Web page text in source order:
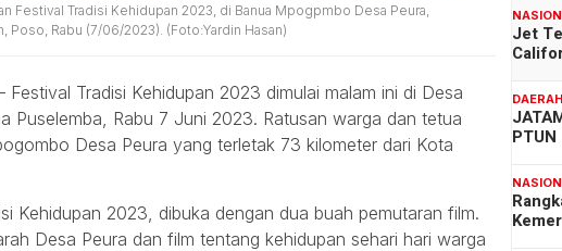
Festival Tradisi Kehidupan 2023, di Banua Mpogpmbo Desa Peura,
Poso, Rabu (7/06/2023). (Foto:Yardin Hasan)
Festival Tradisi Kehidupan 2023 dimulai malam ini di Desa
Puselemba, Rabu 7 Juni 2023. Ratusan warga dan tetua
Desa Peura yang terletak 73 kilometer dari Kota
Kehidupan 2023, dibuka dengan dua buah pemutaran film.
Desa Peura dan film tentang kehidupan sehari hari warga
Jet